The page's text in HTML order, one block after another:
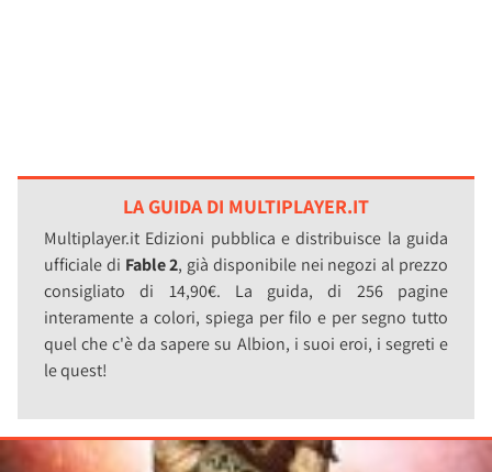
LA GUIDA DI MULTIPLAYER.IT
Multiplayer.it Edizioni pubblica e distribuisce la guida
ufficiale di Fable 2, già disponibile nei negozi al prezzo
consigliato di 14,90€. La guida, di 256 pagine
interamente a colori, spiega per filo e per segno tutto
quel che c'è da sapere su Albion, i suoi eroi, i segreti e
le quest!